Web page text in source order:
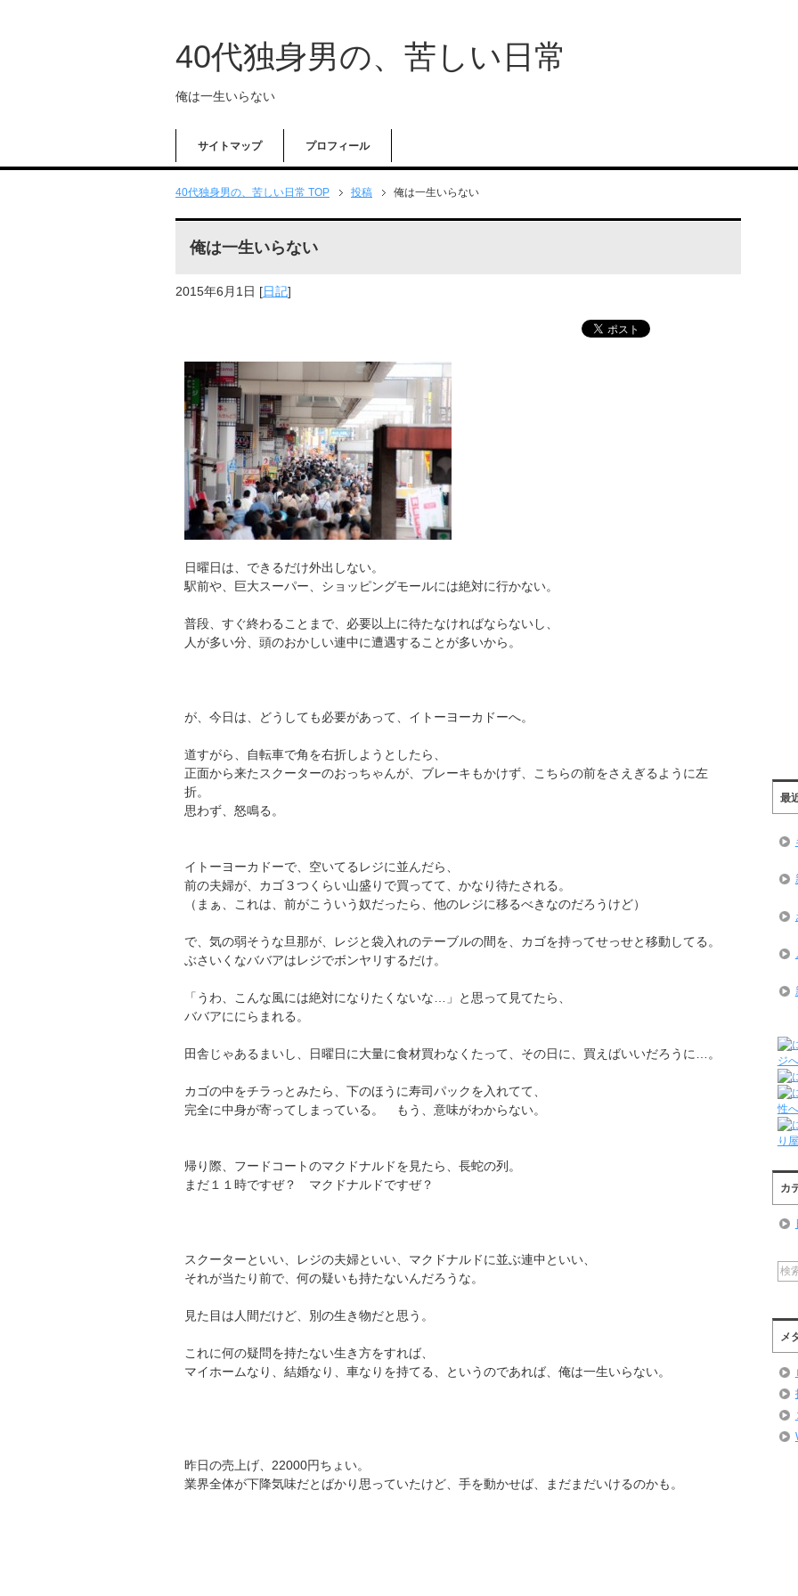
40代独身男の、苦しい日常
俺は一生いらない
サイトマップ プロフィール
40代独身男の、苦しい日常 TOP 投稿 俺は一生いらない
俺は一生いらない
2015年6月1日 [日記]
日曜日は、できるだけ外出しない。
駅前や、巨大スーパー、ショッピングモールには絶対に行かない。
普段、すぐ終わることまで、必要以上に待たなければならないし、
人が多い分、頭のおかしい連中に遭遇することが多いから。
が、今日は、どうしても必要があって、イトーヨーカドーへ。
道すがら、自転車で角を右折しようとしたら、
正面から来たスクーターのおっちゃんが、ブレーキもかけず、こちらの前をさえぎるように左
折。
思わず、怒鳴る。
イトーヨーカドーで、空いてるレジに並んだら、
前の夫婦が、カゴ３つくらい山盛りで買ってて、かなり待たされる。
（まぁ、これは、前がこういう奴だったら、他のレジに移るべきなのだろうけど）
で、気の弱そうな旦那が、レジと袋入れのテーブルの間を、カゴを持ってせっせと移動してる。
ぶさいくなババアはレジでボンヤリするだけ。
「うわ、こんな風には絶対になりたくないな…」と思って見てたら、
ババアににらまれる。
田舎じゃあるまいし、日曜日に大量に食材買わなくたって、その日に、買えばいいだろうに…。
カゴの中をチラっとみたら、下のほうに寿司パックを入れてて、
完全に中身が寄ってしまっている。 もう、意味がわからない。
帰り際、フードコートのマクドナルドを見たら、長蛇の列。
まだ１１時ですぜ？ マクドナルドですぜ？
スクーターといい、レジの夫婦といい、マクドナルドに並ぶ連中といい、
それが当たり前で、何の疑いも持たないんだろうな。
見た目は人間だけど、別の生き物だと思う。
これに何の疑問を持たない生き方をすれば、
マイホームなり、結婚なり、車なりを持てる、というのであれば、俺は一生いらない。
昨日の売上げ、22000円ちょい。
業界全体が下降気味だとばかり思っていたけど、手を動かせば、まだまだいけるのかも。
最
カ
メ